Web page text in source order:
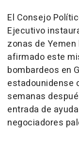
El Consejo
Ejecutivo
zonas de
afirmado este
bombardeos en
estadounidense
semanas
entrada de
negociadores